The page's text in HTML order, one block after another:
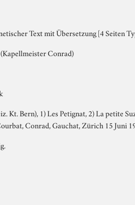
Text mit Übersetzung [4 Seiten
Conrad)
Kt. Bern), 1) Les Petignat, 2) La petite
Conrad, Gauchat, Zürich 15 Juni